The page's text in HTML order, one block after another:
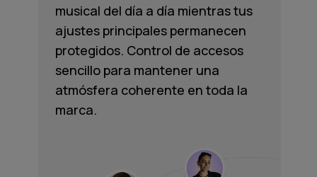
musical del día a día mientras tus
ajustes principales permanecen
protegidos. Control de accesos
sencillo para mantener una
atmósfera coherente en toda la
marca.